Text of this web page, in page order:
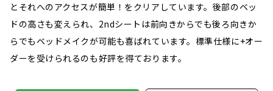
とそれへのアクセスが簡単！をクリアしています。後部のベッ
ドの高さも変えられ、2ndシートは前向きからでも後ろ向きか
らでもベッドメイクが可能も喜ばれています。標準仕様に+オー
ダーを受けられるのも好評を得ております。